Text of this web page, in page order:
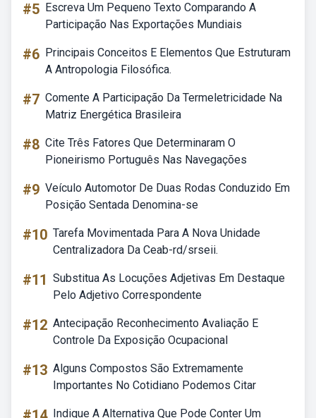
#5 Escreva Um Pequeno Texto Comparando A
Participação Nas Exportações Mundiais
#6 Principais Conceitos E Elementos Que Estruturam
A Antropologia Filosófica.
#7 Comente A Participação Da Termeletricidade Na
Matriz Energética Brasileira
#8 Cite Três Fatores Que Determinaram O
Pioneirismo Português Nas Navegações
#9 Veículo Automotor De Duas Rodas Conduzido Em
Posição Sentada Denomina-se
#10 Tarefa Movimentada Para A Nova Unidade
Centralizadora Da Ceab-rd/srseii.
#11 Substitua As Locuções Adjetivas Em Destaque
Pelo Adjetivo Correspondente
#12 Antecipação Reconhecimento Avaliação E
Controle Da Exposição Ocupacional
#13 Alguns Compostos São Extremamente
Importantes No Cotidiano Podemos Citar
Indique A Alternativa Que Pode Conter Um